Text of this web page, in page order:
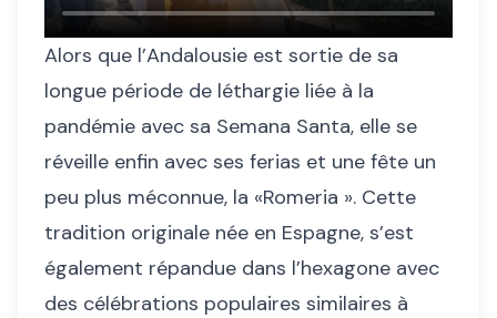
Alors que l’Andalousie est sortie de sa
longue période de léthargie liée à la
pandémie avec sa Semana Santa, elle se
réveille enfin avec ses ferias et une fête un
peu plus méconnue, la «Romeria ». Cette
tradition originale née en Espagne, s’est
également répandue dans l’hexagone avec
des célébrations populaires similaires à